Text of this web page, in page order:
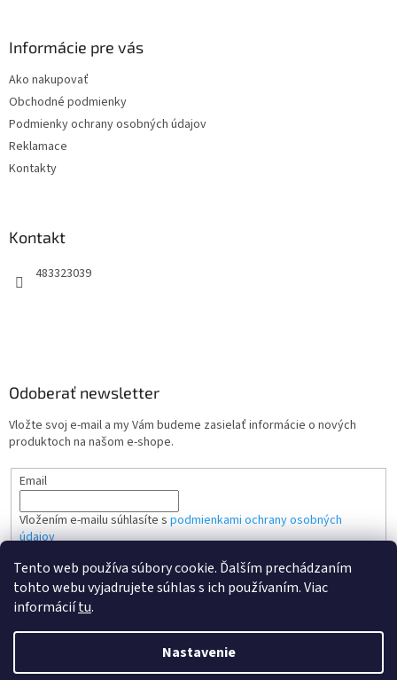
Tento web používa súbory cookie. Ďalším prechádzaním
tohto webu vyjadrujete súhlas s ich používaním. Viac
informáciítu.
Nastavenie
Informácie pre vás
Ako nakupovať
Obchodné podmienky
Podmienky ochrany osobných údajov
Reklamace
Kontakty
Kontakt
483323039
Odoberať newsletter
Vložte svoj e-mail a my Vám budeme zasielať informácie o nových
produktoch na našom e-shope.
Email
Vložením e-mailu súhlasíte s podmienkami ochrany osobných
údajov
PRIHLÁSIŤ SA
Vytvoril Shoptet